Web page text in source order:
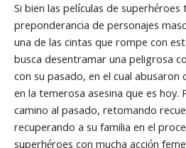
Si bien las películas de
preponderancia de personajes
una de las cintas que rompe con
busca desentramar una peligrosa
con su pasado, en el cual
en la temerosa asesina que es hoy.
camino al pasado, retomando
recuperando a su familia en el